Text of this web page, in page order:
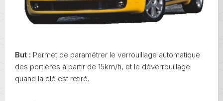
But : Permet de paramétrer le verrouillage automatique
des portières à partir de 15km/h, et le déverrouillage
quand la clé est retiré.